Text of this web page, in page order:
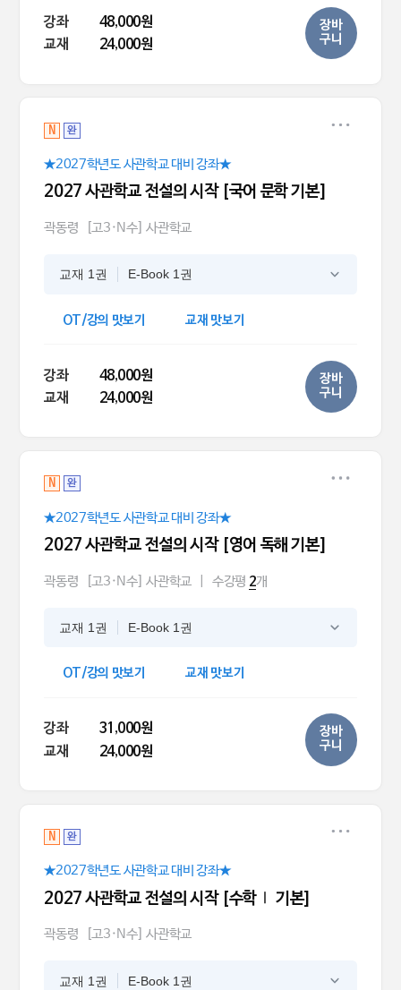
강좌
48,000원
교재
24,000원
장바
구니
N 완
★2027학년도 사관학교 대비 강좌★
2027 사관학교 전설의 시작 [국어 문학 기본]
곽동령 [고3·N수] 사관학교
교재 1권 E-Book 1권
OT/강의 맛보기 교재 맛보기
강좌
48,000원
교재
24,000원
장바
구니
N 완
★2027학년도 사관학교 대비 강좌★
2027 사관학교 전설의 시작 [영어 독해 기본]
곽동령 [고3·N수] 사관학교 수강평 2개
교재 1권 E-Book 1권
OT/강의 맛보기 교재 맛보기
강좌
31,000원
교재
24,000원
장바
구니
N 완
★2027학년도 사관학교 대비 강좌★
2027 사관학교 전설의 시작 [수학Ⅰ 기본]
곽동령 [고3·N수] 사관학교
교재 1권 E-Book 1권